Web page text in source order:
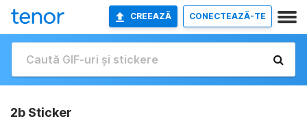
CREEAZĂ CONECTEAZĂ-TE
2b Sticker